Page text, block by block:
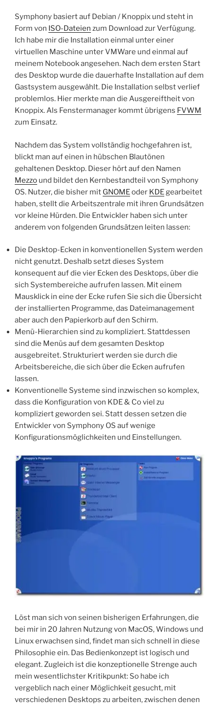
Symphony basiert auf Debian / Knoppix und steht in
Form von ISO-Dateien zum Download zur Verfügung.
Ich habe mir die Installation einmal unter einer
virtuellen Maschine unter VMWare und einmal auf
meinem Notebook angesehen. Nach dem ersten Start
des Desktop wurde die dauerhafte Installation auf dem
Gastsystem ausgewählt. Die Installation selbst verlief
problemlos. Hier merkte man die Ausgereiftheit von
Knoppix. Als Fenstermanager kommt übrigens FVWM
zum Einsatz.
Nachdem das System vollständig hochgefahren ist,
blickt man auf einen in hübschen Blautönen
gehaltenen Desktop. Dieser hört auf den Namen
Mezzo und bildet den Kernbestandteil von Symphony
OS. Nutzer, die bisher mit GNOMEoder KDEgearbeitet
haben, stellt die Arbeitszentrale mit ihren Grundsätzen
vor kleine Hürden. Die Entwickler haben sich unter
anderem von folgenden Grundsätzen leiten lassen:
Die Desktop-Ecken in konventionellen System werden
nicht genutzt. Deshalb setzt dieses System
konsequent auf die vier Ecken des Desktops, über die
sich Systembereiche aufrufen lassen. Mit einem
Mausklick in eine der Ecke rufen Sie sich die Übersicht
der installierten Programme, das Dateimanagement
aber auch den Papierkorb auf den Schirm.
Menü-Hierarchien sind zu kompliziert. Stattdessen
sind die Menüs auf dem gesamten Desktop
ausgebreitet. Strukturiert werden sie durch die
Arbeitsbereiche, die sich über die Ecken aufrufen
lassen.
Konventionelle Systeme sind inzwischen so komplex,
dass die Konfiguration von KDE & Co viel zu
kompliziert geworden sei. Statt dessen setzen die
Entwickler von Symphony OS auf wenige
Konfigurationsmöglichkeiten und Einstellungen.
Löst man sich von seinen bisherigen Erfahrungen, die
bei mir in 20 Jahren Nutzung von MacOS, Windows und
Linux erwachsen sind, findet man sich schnell in diese
Philosophie ein. Das Bedienkonzept ist logisch und
elegant. Zugleich ist die konzeptionelle Strenge auch
mein wesentlichster Kritikpunkt: So habe ich
vergeblich nach einer Möglichkeit gesucht, mit
verschiedenen Desktops zu arbeiten, zwischen denen